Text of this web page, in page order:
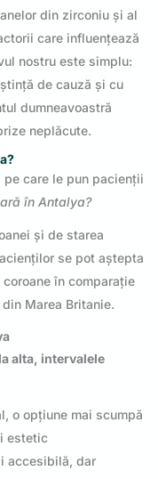
din zirconiu și al
care influențează
nostru este simplu:
de cauză și cu
dumneavoastră
neplăcute.
care le pun pacienții
în Antalya?
și de starea
se pot aștepta
în comparație
Marea Britanie.
alta, intervalele
o opțiune mai scumpă
estetic
accesibilă, dar